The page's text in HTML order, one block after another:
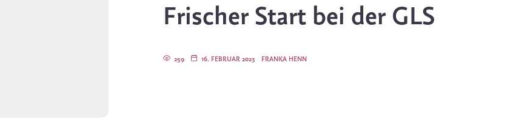
Frischer Start bei der GLS
FRANKA HENN
16. FEBRUAR 2023
259